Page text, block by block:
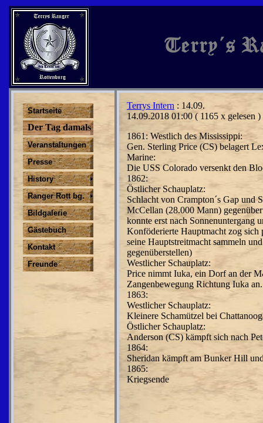
Startseite
Der Tag damals
Veranstaltungen
Presse
History
Ranger Rott bg.
Bildgalerie
Gästebuch
Kontakt
Freunde
Terrys Intern : 14.09.
14.09.2018 01:00 ( 1165 x gelesen )
1861: Westlich des Mississippi:
Gen. Sterling Price (CS) belagert
Marine:
Die USS Colorado versenkt den
1862:
Östlicher Schauplatz:
Schlacht von Crampton´s Gap und
McCellan (28.000 Mann)
konnte erst nach Sonnenuntergang
Konföderierte Hauptmacht zog sich
seine Hauptstreitmacht sammeln
gegenüberstellen)
Westlicher Schauplatz:
Price nimmt Iuka, ein Dorf an der
Zangenbewegung Richtung Iuka an.
1863:
Westlicher Schauplatz:
Kleinere Schamützel bei
Östlicher Schauplatz:
Anderson (CS) kämpft sich nach
1864:
Sheridan kämpft am Bunker Hill
1865:
Kriegsende